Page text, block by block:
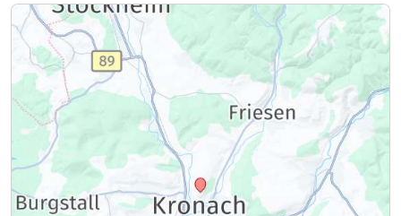
Ausstattung
Für 3 Tage p.P. ab129,00 €